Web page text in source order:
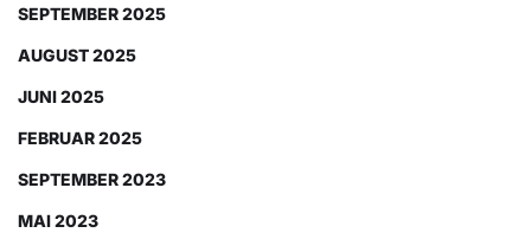
SEPTEMBER 2025
AUGUST 2025
JUNI 2025
FEBRUAR 2025
SEPTEMBER 2023
MAI 2023